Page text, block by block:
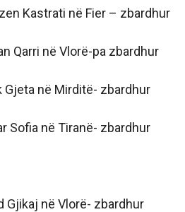
Kastrati në Fier – zbardhur
Qarri në Vlorë-pa zbardhur
në Mirditë- zbardhur
Sofia në Tiranë- zbardhur
Gjikaj në Vlorë- zbardhur